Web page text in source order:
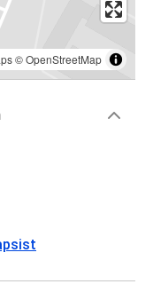
©OpenStreetMap